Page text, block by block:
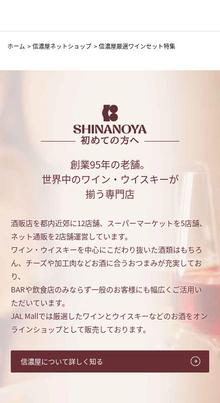
ホーム >信濃屋ネットショップ >信濃屋厳選ワインセット特集
初めての方へ
創業95年の老舗。
世界中のワイン・ウイスキーが
揃う専門店
酒販店を都内近郊に12店舗、スーパーマーケットを5店舗、
ネット通販を2店舗運営しています。
ワイン・ウイスキーを中心にこだわり抜いた酒類はもちろ
ん、チーズや加工肉などお酒に合うおつまみが充実してお
り、
BARや飲食店のみならず一般のお客様にも幅広くご活用い
ただいています。
JAL Mallでは厳選したワインとウイスキーなどのお酒をオン
ラインショップとして販売しております。
信濃屋について詳しく知る